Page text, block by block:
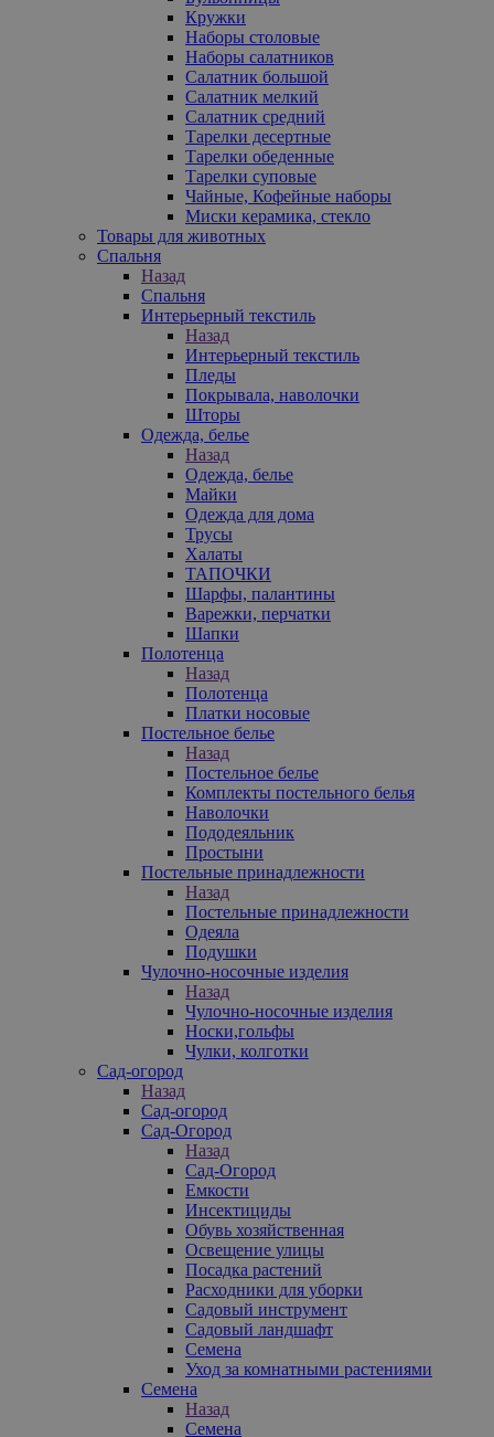
Кружки
Наборы столовые
Наборы салатников
Салатник большой
Салатник мелкий
Салатник средний
Тарелки десертные
Тарелки обеденные
Тарелки суповые
Чайные, Кофейные наборы
Миски керамика, стекло
Товары для животных
Спальня
Назад
Спальня
Интерьерный текстиль
Назад
Интерьерный текстиль
Пледы
Покрывала, наволочки
Шторы
Одежда, белье
Назад
Одежда, белье
Майки
Одежда для дома
Трусы
Халаты
ТАПОЧКИ
Шарфы, палантины
Варежки, перчатки
Шапки
Полотенца
Назад
Полотенца
Платки носовые
Постельное белье
Назад
Постельное белье
Комплекты постельного белья
Наволочки
Пододеяльник
Простыни
Постельные принадлежности
Назад
Постельные принадлежности
Одеяла
Подушки
Чулочно-носочные изделия
Назад
Чулочно-носочные изделия
Носки,гольфы
Чулки, колготки
Сад-огород
Назад
Сад-огород
Сад-Огород
Назад
Сад-Огород
Емкости
Инсектициды
Обувь хозяйственная
Освещение улицы
Посадка растений
Расходники для уборки
Садовый инструмент
Садовый ландшафт
Семена
Уход за комнатными растениями
Семена
Назад
Семена